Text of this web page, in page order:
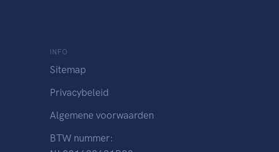
INFO
Sitemap
Privacybeleid
Algemene voorwaarden
BTW nummer: